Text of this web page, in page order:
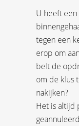
U heeft
tegen een
erop om
belt de
om de klus
nakijken?
Het is altijd